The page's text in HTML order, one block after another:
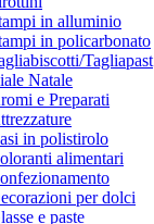
in alluminio
in policarbonato
Tagliapast
Natale
e Preparati
in polistirolo
alimentari
per dolci
e paste